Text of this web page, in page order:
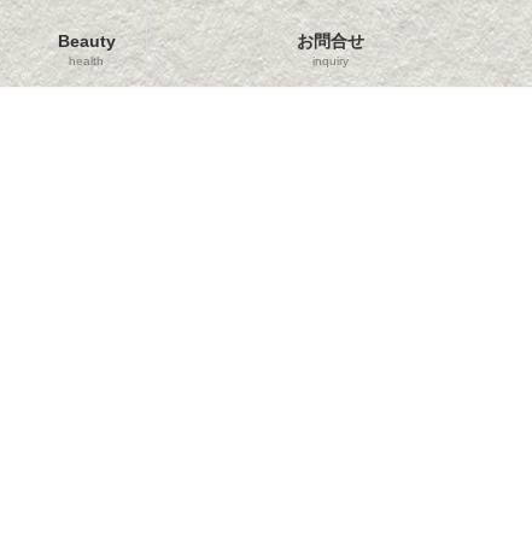
Beauty
health
お問合せ
inquiry